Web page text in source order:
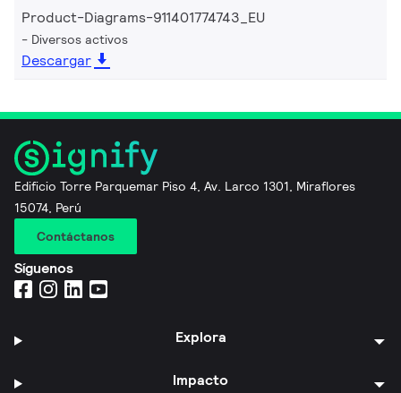
Product-Diagrams-911401774743_EU
Diversos activos
Descargar
Edificio Torre Parquemar Piso 4, Av. Larco 1301, Miraflores
15074, Perú
Contáctanos
Síguenos
Explora
Impacto